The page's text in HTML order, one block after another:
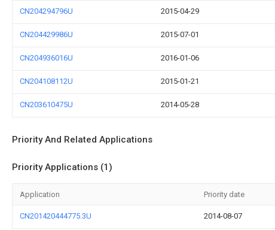
CN204294796U 2015-04-29
CN204429986U 2015-07-01
CN204936016U 2016-01-06
CN204108112U 2015-01-21
CN203610475U 2014-05-28
Priority And Related Applications
Priority Applications (1)
Application Priority date
CN201420444775.3U 2014-08-07